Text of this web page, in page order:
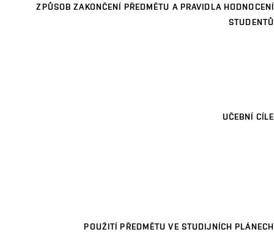
ZPŮSOB ZAKONČENÍ PŘEDMĚTU A PRAVIDLA HODNOCENÍ
STUDENTŮ
UČEBNÍ CÍLE
POUŽITÍ PŘEDMĚTU VE STUDIJNÍCH PLÁNECH